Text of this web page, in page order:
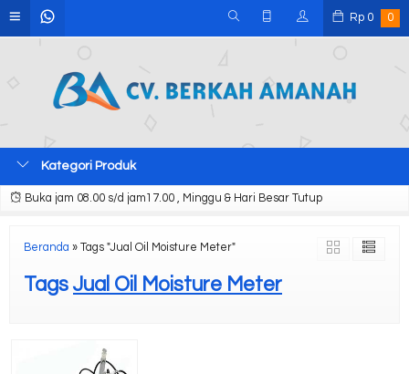
Rp 0 0
Kategori Produk
Buka jam 08.00 s/d jam17.00 , Minggu & Hari Besar Tutup
Beranda » Tags "Jual Oil Moisture Meter"
Tags Jual Oil Moisture Meter